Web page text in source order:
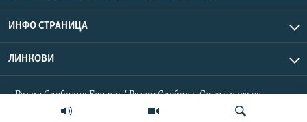
ИНФО СТРАНИЦА
ЛИНКОВИ
Радио Слободна Европа / Радио Слобода. Сите права се
резервирани